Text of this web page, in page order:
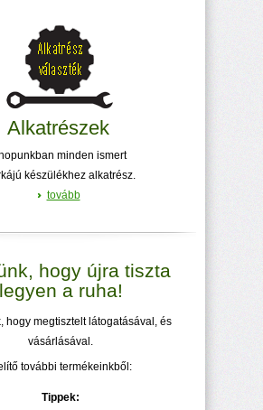
Alkatrészek
minden ismert
készülékhez alkatrész.
tovább
hogy újra tiszta
legyen a ruha!
hogy megtisztelt látogatásával, és
vásárlásával.
további termékeinkből:
Tippek: